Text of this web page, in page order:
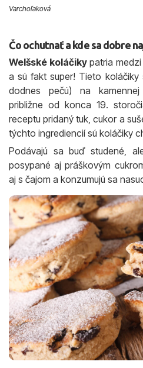
Varchoľaková
Čo ochutnať a kde sa dobre
Welšské koláčikypatria medzi
a sú fakt super! Tieto koláčiky
dodnes pečú) na
približne od konca 19.
receptu pridaný tuk, cukor a
týchto ingrediencií sú koláčiky
Podávajú sa buď studené,
posypané aj práškovým
aj s čajom a konzumujú sa